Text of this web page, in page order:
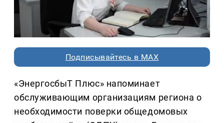
Подписывайтесь в MAX
«ЭнергосбыТ Плюс» напоминает
обслуживающим организациям региона о
необходимости поверки общедомовых